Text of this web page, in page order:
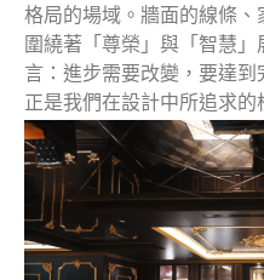
格局的場域。牆面的線條
圍繞著「尊榮」與「智慧
言：進步需要改變，要達
正是我們在設計中所追求